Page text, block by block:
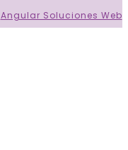
Angular Soluciones Web